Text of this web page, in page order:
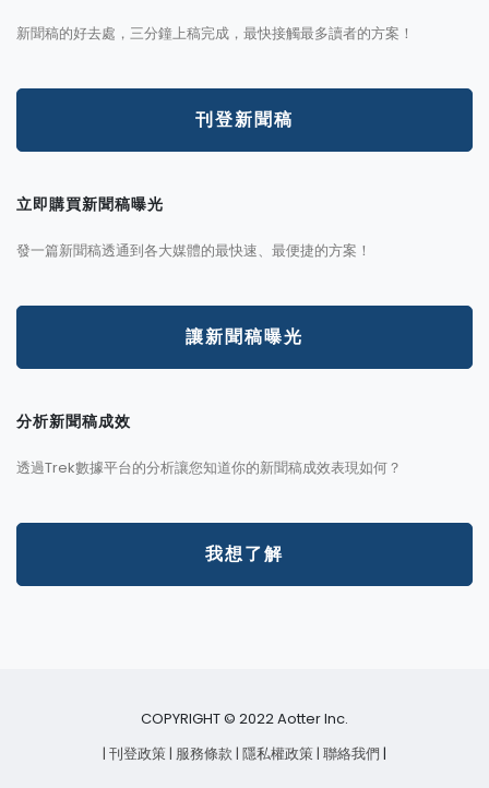
新聞稿的好去處，三分鐘上稿完成，最快接觸最多讀者的方案！
刊登新聞稿
立即購買新聞稿曝光
發一篇新聞稿透通到各大媒體的最快速、最便捷的方案！
讓新聞稿曝光
分析新聞稿成效
透過Trek數據平台的分析讓您知道你的新聞稿成效表現如何？
我想了解
COPYRIGHT © 2022 Aotter Inc.
| 刊登政策 | 服務條款 | 隱私權政策 | 聯絡我們 |